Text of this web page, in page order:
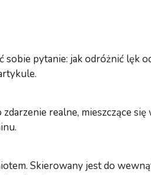
sobie pytanie: jak odróżnić lęk
realne, mieszczące się
Skierowany jest do